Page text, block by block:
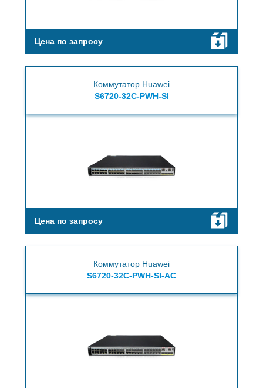
Цена по запросу
Коммутатор Huawei
S6720-32C-PWH-SI
Цена по запросу
Коммутатор Huawei
S6720-32C-PWH-SI-AC